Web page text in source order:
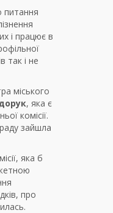
питання
і працює в
так і не
міського
, яка є
комісії.
зайшла
яка б
про